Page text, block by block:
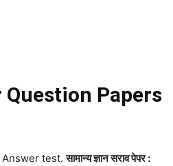
Papers
Answer test.सामान्य ज्ञान सराव पेपर :